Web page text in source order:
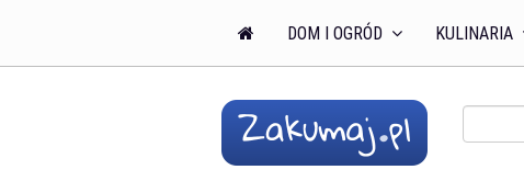
DOM I OGRÓD KULINARIA